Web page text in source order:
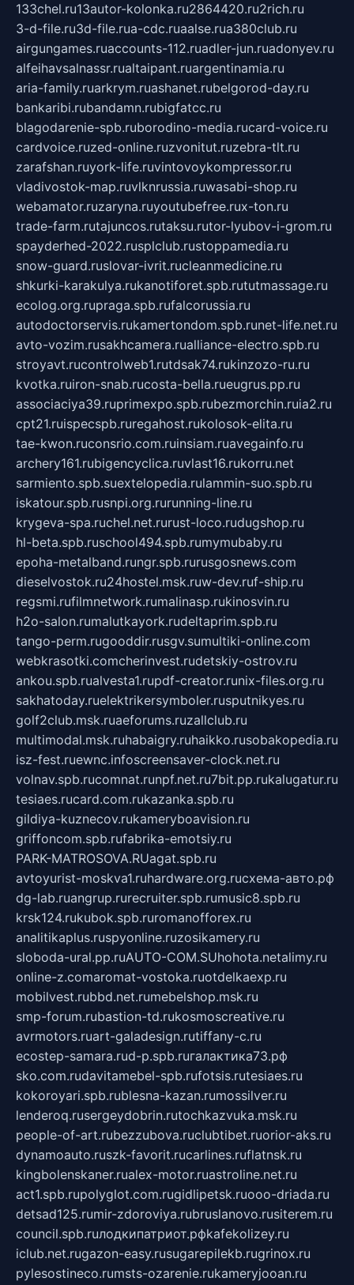
133chel.ru13autor-kolonka.ru2864420.ru2rich.ru
3-d-file.ru3d-file.rua-cdc.ruaalse.rua380club.ru
airgungames.ruaccounts-112.ruadler-jun.ruadonyev.ru
alfeihavsalnassr.rualtaipant.ruargentinamia.ru
aria-family.ruarkrym.ruashanet.rubelgorod-day.ru
bankaribi.rubandamn.rubigfatcc.ru
blagodarenie-spb.ruborodino-media.rucard-voice.ru
cardvoice.ruzed-online.ruzvonitut.ruzebra-tlt.ru
zarafshan.ruyork-life.ruvintovoykompressor.ru
vladivostok-map.ruvlknrussia.ruwasabi-shop.ru
webamator.ruzaryna.ruyoutubefree.rux-ton.ru
trade-farm.rutajuncos.rutaksu.rutor-lyubov-i-grom.ru
spayderhed-2022.rusplclub.rustoppamedia.ru
snow-guard.ruslovar-ivrit.rucleanmedicine.ru
shkurki-karakulya.rukanotiforet.spb.rututmassage.ru
ecolog.org.rupraga.spb.rufalcorussia.ru
autodoctorservis.rukamertondom.spb.runet-life.net.ru
avto-vozim.rusakhcamera.rualliance-electro.spb.ru
stroyavt.rucontrolweb1.rutdsak74.rukinzozo-ru.ru
kvotka.ruiron-snab.rucosta-bella.rueugrus.pp.ru
associaciya39.ruprimexpo.spb.rubezmorchin.ruia2.ru
cpt21.ruispecspb.ruregahost.rukolosok-elita.ru
tae-kwon.ruconsrio.com.ruinsiam.ruavegainfo.ru
archery161.rubigencyclica.ruvlast16.rukorru.net
sarmiento.spb.suextelopedia.rulammin-suo.spb.ru
iskatour.spb.rusnpi.org.rurunning-line.ru
krygeva-spa.ruchel.net.rurust-loco.rudugshop.ru
hl-beta.spb.ruschool494.spb.rumymubaby.ru
epoha-metalband.rungr.spb.rurusgosnews.com
dieselvostok.ru24hostel.msk.ruw-dev.ruf-ship.ru
regsmi.rufilmnetwork.rumalinasp.rukinosvin.ru
h2o-salon.rumalutkayork.rudeltaprim.spb.ru
tango-perm.rugooddir.rusgv.sumultiki-online.com
webkrasotki.comcherinvest.rudetskiy-ostrov.ru
ankou.spb.rualvesta1.rupdf-creator.runix-files.org.ru
sakhatoday.ruelektrikersymboler.rusputnikyes.ru
golf2club.msk.ruaeforums.ruzallclub.ru
multimodal.msk.ruhabaigry.ruhaikko.rusobakopedia.ru
isz-fest.ruewnc.infoscreensaver-clock.net.ru
volnav.spb.rucomnat.runpf.net.ru7bit.pp.rukalugatur.ru
tesiaes.rucard.com.rukazanka.spb.ru
gildiya-kuznecov.rukameryboavision.ru
griffoncom.spb.rufabrika-emotsiy.ru
PARK-MATROSOVA.RUagat.spb.ru
avtoyurist-moskva1.ruhardware.org.ruсхема-авто.рф
dg-lab.ruangrup.rurecruiter.spb.rumusic8.spb.ru
krsk124.rukubok.spb.ruromanofforex.ru
analitikaplus.ruspyonline.ruzosikamery.ru
sloboda-ural.pp.ruAUTO-COM.SUhohota.netalimy.ru
online-z.comaromat-vostoka.ruotdelkaexp.ru
mobilvest.rubbd.net.rumebelshop.msk.ru
smp-forum.rubastion-td.rukosmoscreative.ru
avrmotors.ruart-galadesign.rutiffany-c.ru
ecostep-samara.rud-p.spb.ruгалактика73.рф
sko.com.rudavitamebel-spb.rufotsis.rutesiaes.ru
kokoroyari.spb.rublesna-kazan.rumossilver.ru
lenderoq.rusergeydobrin.rutochkazvuka.msk.ru
people-of-art.rubezzubova.ruclubtibet.ruorior-aks.ru
dynamoauto.ruszk-favorit.rucarlines.ruflatnsk.ru
kingbolenskaner.rualex-motor.ruastroline.net.ru
act1.spb.rupolyglot.com.rugidlipetsk.ruooo-driada.ru
detsad125.rumir-zdoroviya.rubruslanovo.rusiterem.ru
council.spb.ruлодкипатриот.рфkafekolizey.ru
iclub.net.rugazon-easy.rusugarepilekb.rugrinox.ru
pylesostineco.rumsts-ozarenie.rukameryjooan.ru